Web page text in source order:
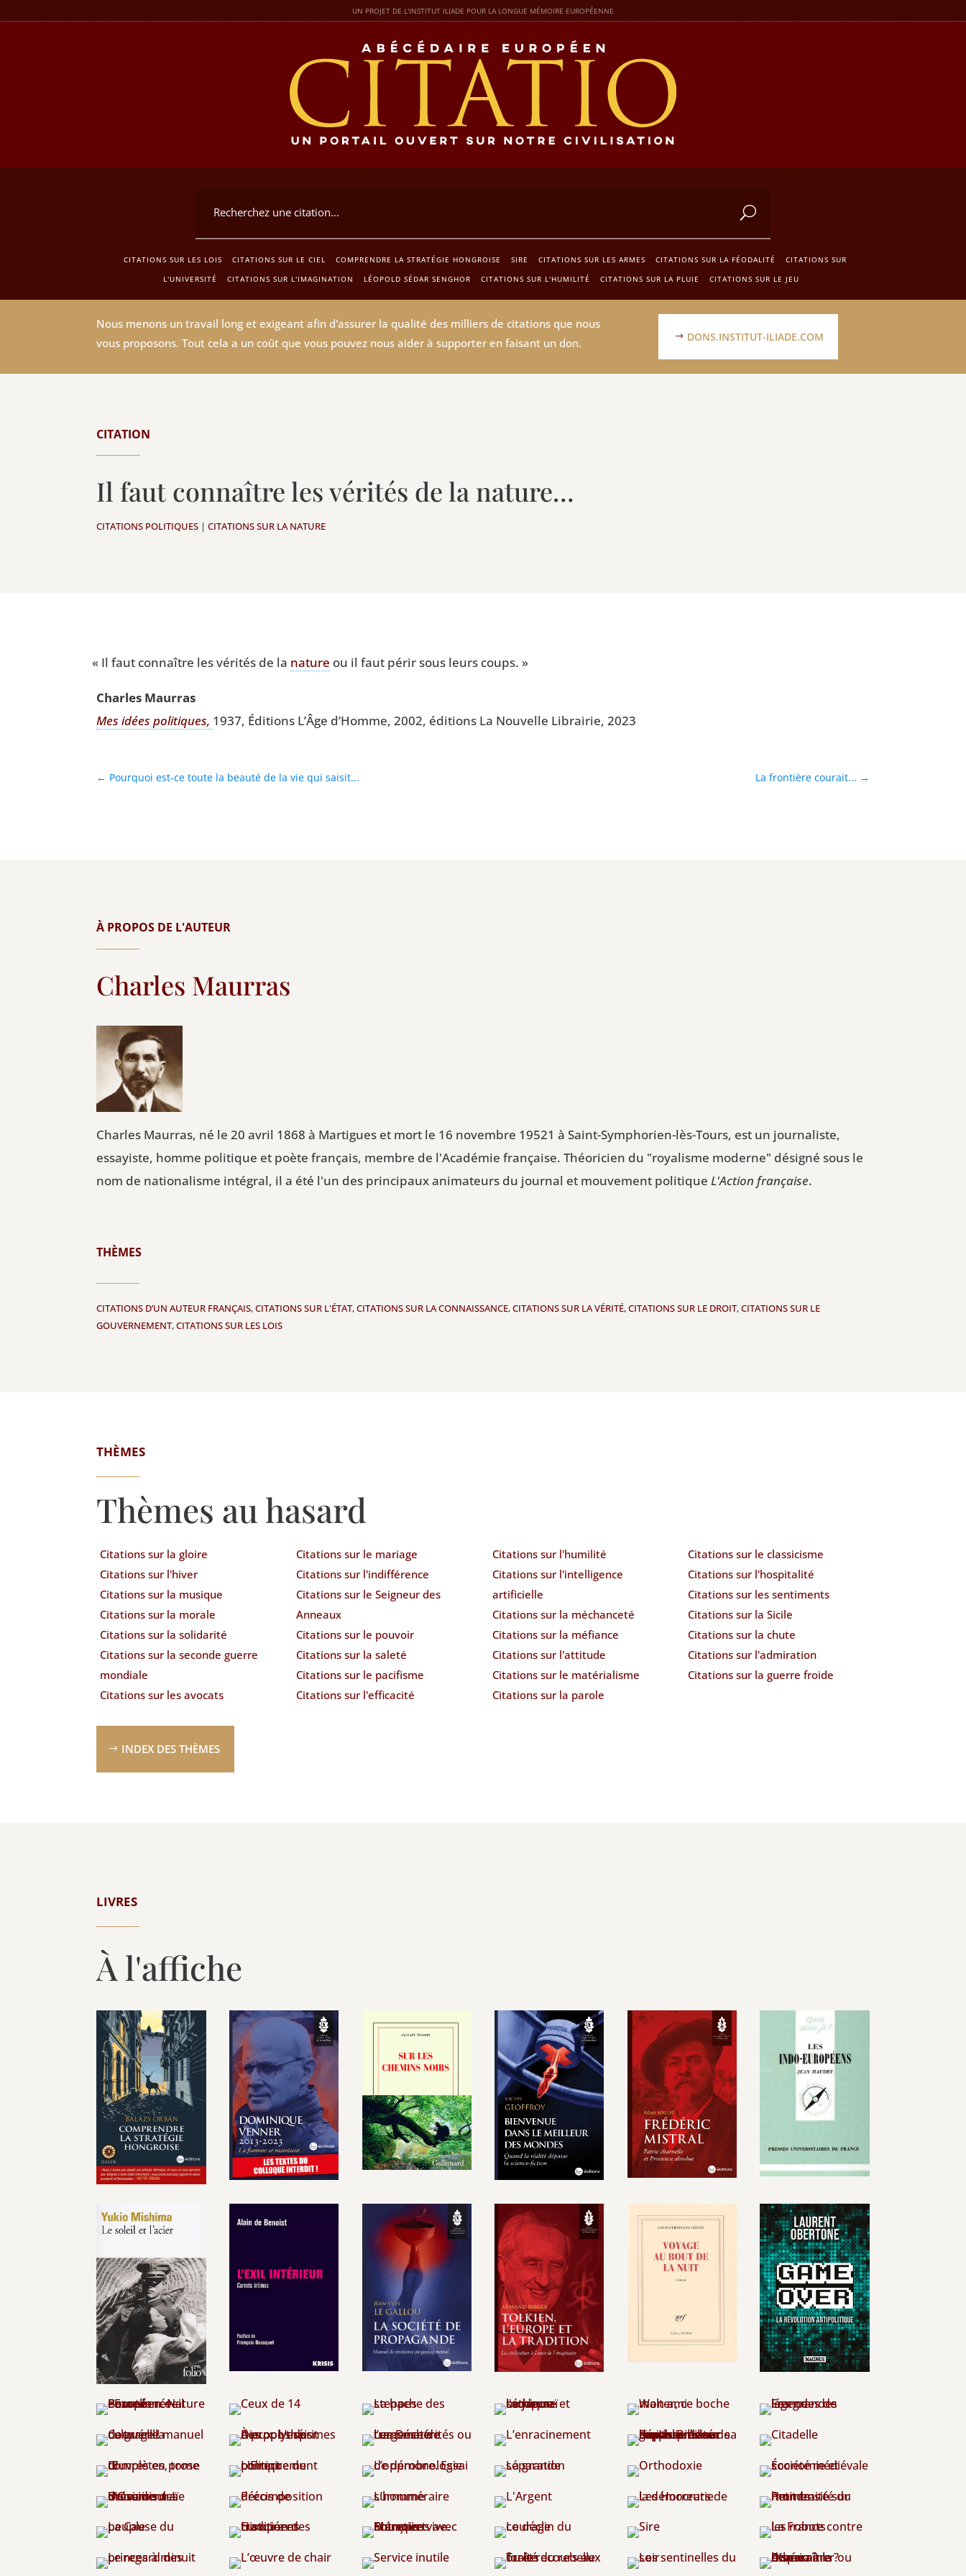
UN PROJET DE L'INSTITUT ILIADE POUR LA LONGUE MÉMOIRE EUROPÉENNE
CITATIONS SUR LES LOIS CITATIONS SUR LE CIEL COMPRENDRE LA STRATÉGIE HONGROISE SIRE CITATIONS SUR LES ARMES CITATIONS SUR LA FÉODALITÉ
CITATIONS SUR
L'UNIVERSITÉ
CITATIONS SUR L'IMAGINATION LÉOPOLD SÉDAR SENGHOR CITATIONS SUR L'HUMILITÉ CITATIONS SUR LA PLUIE CITATIONS SUR LE JEU
Nous menons un travail long et exigeant afin d'assurer la qualité des milliers de citations que nous
vous proposons. Tout cela a un coût que vous pouvez nous aider à supporter en faisant un don.
DONS.INSTITUT-ILIADE.COM
CITATION
Il faut connaître les vérités de la nature…
CITATIONS POLITIQUES |CITATIONS SUR LA NATURE
« Il faut connaître les véri­tés de la nature ou il faut périr sous leurs coups. »
Charles Maur­ras
Mes idées poli­tiques, 1937, Édi­tions L’Âge d’Homme, 2002, édi­tions La Nou­velle Librai­rie, 2023
← Pourquoi est-ce toute la beauté de la vie qui saisit... La frontière courait... →
À PROPOS DE L'AUTEUR
Charles Maurras
Charles Maurras, né le 20 avril 1868 à Martigues et mort le 16 novembre 19521 à Saint-Symphorien-lès-Tours, est un journaliste,
essayiste, homme politique et poète français, membre de l'Académie française. Théoricien du "royalisme moderne" désigné sous le
nom de nationalisme intégral, il a été l'un des principaux animateurs du journal et mouvement politiqueL'Action française.
THÈMES
CITATIONS D’UN AUTEUR FRANÇAIS,CITATIONS SUR L'ÉTAT,CITATIONS SUR LA CONNAISSANCE,CITATIONS SUR LA VÉRITÉ,CITATIONS SUR LE DROIT,CITATIONS SUR LE
GOUVERNEMENT,CITATIONS SUR LES LOIS
THÈMES
Thèmes au hasard
Citations sur la gloire
Citations sur l'hiver
Citations sur la musique
Citations sur la morale
Citations sur la solidarité
Citations sur la seconde guerre
mondiale
Citations sur les avocats
Citations sur le mariage
Citations sur l'indifférence
Citations sur le Seigneur des
Anneaux
Citations sur le pouvoir
Citations sur la saleté
Citations sur le pacifisme
Citations sur l'efficacité
Citations sur l'humilité
Citations sur l'intelligence
artificielle
Citations sur la méchanceté
Citations sur la méfiance
Citations sur l'attitude
Citations sur le matérialisme
Citations sur la parole
Citations sur le classicisme
Citations sur l'hospitalité
Citations sur les sentiments
Citations sur la Sicile
Citations sur la chute
Citations sur l'admiration
Citations sur la guerre froide
INDEX DES THÈMES
LIVRES
À l'affiche